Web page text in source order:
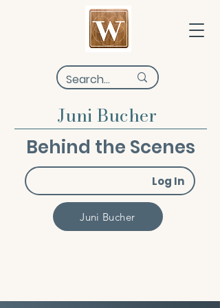
Juni Bucher
Behind the Scenes
Log In
Juni Bucher